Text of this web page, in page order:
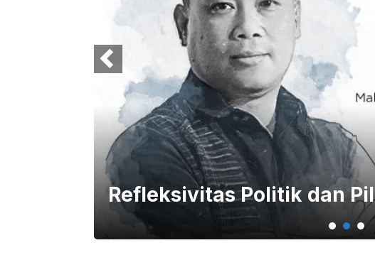
Refleksivitas Politik dan